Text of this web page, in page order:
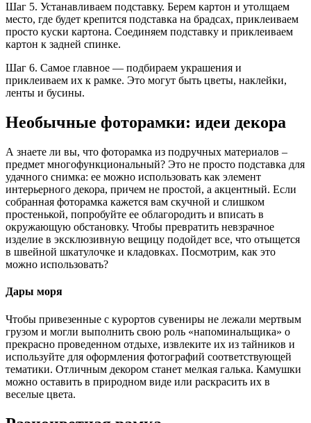
Шаг 5. Устанавливаем подставку. Берем картон и утолщаем
место, где будет крепится подставка на брадсах, приклеиваем
просто куски картона. Соединяем подставку и приклеиваем
картон к задней спинке.
Шаг 6. Самое главное — подбираем украшения и
приклеиваем их к рамке. Это могут быть цветы, наклейки,
ленты и бусины.
Необычные фоторамки: идеи декора
А знаете ли вы, что фоторамка из подручных материалов –
предмет многофункциональный? Это не просто подставка для
удачного снимка: ее можно использовать как элемент
интерьерного декора, причем не простой, а акцентный. Если
собранная фоторамка кажется вам скучной и слишком
простенькой, попробуйте ее облагородить и вписать в
окружающую обстановку. Чтобы превратить невзрачное
изделие в эксклюзивную вещицу подойдет все, что отыщется
в швейной шкатулочке и кладовках. Посмотрим, как это
можно использовать?
Дары моря
Чтобы привезенные с курортов сувениры не лежали мертвым
грузом и могли выполнить свою роль «напоминальщика» о
прекрасно проведенном отдыхе, извлеките их из тайников и
используйте для оформления фотографий соответствующей
тематики. Отличным декором станет мелкая галька. Камушки
можно оставить в природном виде или раскрасить их в
веселые цвета.